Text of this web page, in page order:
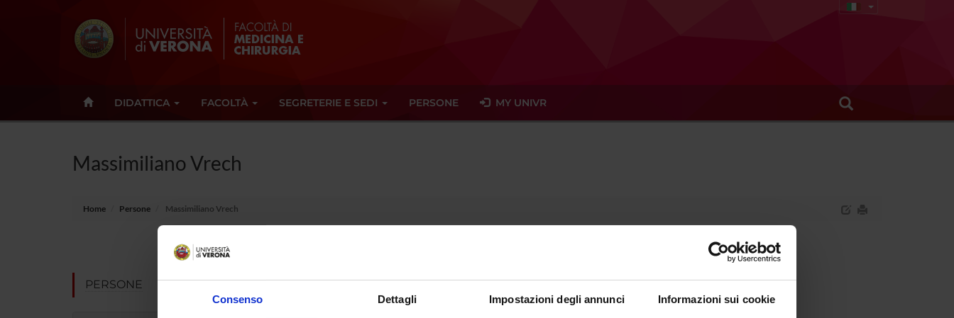
Consenso Dettagli Impostazioni degli annunci Informazioni sui cookie
DIDATTICA FACOLTÀ SEGRETERIE E SEDI PERSONE MY UNIVR
Massimiliano Vrech
Home Persone Massimiliano Vrech
PERSONE Note